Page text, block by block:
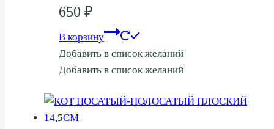
650 ₽
В корзину
Добавить в список желаний
Добавить в список желаний